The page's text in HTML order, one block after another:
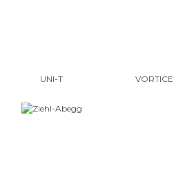
UNI-T VORTICE